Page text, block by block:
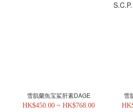
雪肌蘭魚宝鯊肝素DAGE
HK$450.00 ~ HK$768.00
雪